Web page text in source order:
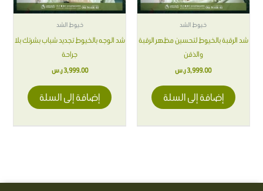
خيوط الشد
شد الرقبة بالخيوط لتحسين مظهر الرقبة
والذقن
3,999.00ر.س
إضافة إلى السلة
خيوط الشد
شد الوجه بالخيوط تجديد شباب بشرتك بلا
جراحة
3,999.00 ر.س
إضافة إلى السلة